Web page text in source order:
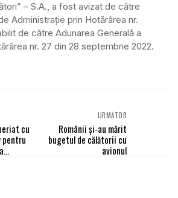
– S.A., a fost avizat de către
Administrație prin Hotărârea nr.
de către Adunarea Generală a
nr. 27 din 28 septembrie 2022.
cu
pentru
URMĂTOR
Românii și-au mărit
bugetul de călătorii cu
avionul